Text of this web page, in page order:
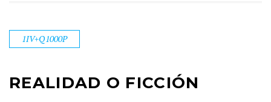
1IV+Q1000P
REALIDAD O FICCIÓN